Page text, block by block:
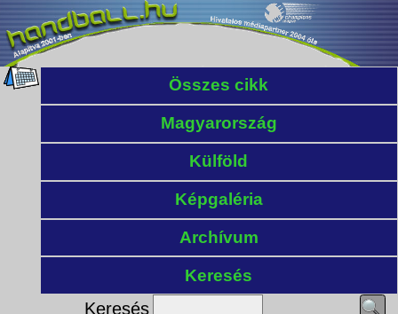
Összes cikk
Magyarország
Külföld
Képgaléria
Archívum
Keresés
Keresés